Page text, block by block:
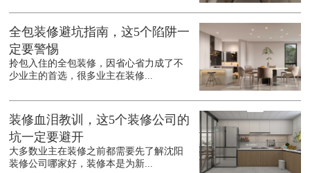
全包装修避坑指南，这5个陷阱一
定要警惕
拎包入住的全包装修，因省心省力成了不
少业主的首选，很多业主在装修...
装修血泪教训，这5个装修公司的
坑一定要避开
大多数业主在装修之前都需要先了解沈阳
装修公司哪家好，装修本是为新...